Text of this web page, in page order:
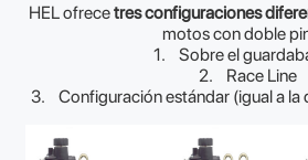
HEL ofrecetres configuraciones
motos con doble
1. Sobre el
2. Race Line
3. Configuración estándar (igual a la